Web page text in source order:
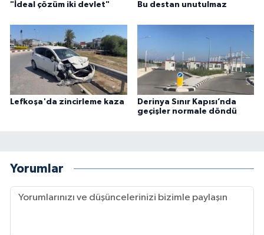
"İdeal çözüm iki devlet" Bu destan unutulmaz
Lefkoşa'da zincirleme kaza
Derinya Sınır Kapısı’nda
geçişler normale döndü
Yorumlar